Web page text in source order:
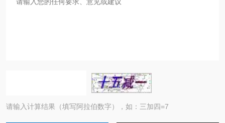
请输入计算结果（填写阿拉伯数字），如：三加四=7